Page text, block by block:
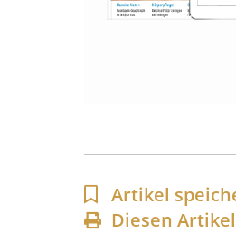
Artikel
Diesen